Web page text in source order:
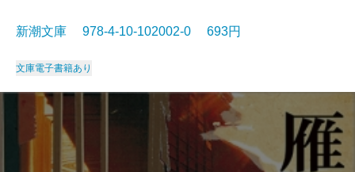
新潮文庫 978-4-10-102002-0 693円
文庫電子書籍あり